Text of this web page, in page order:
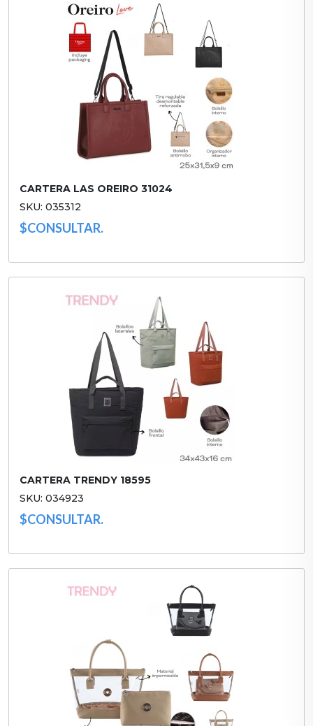
CARTERA LAS OREIRO 31024
SKU: 035312
$CONSULTAR.
CARTERA TRENDY 18595
SKU: 034923
$CONSULTAR.